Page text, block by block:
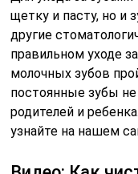
щетку и пасту, но и
другие
правильном уходе
молочных зубов
постоянные зубы
родителей и
узнайте на нашем